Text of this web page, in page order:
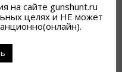
на сайте gunshunt.ru
целях и НЕ может